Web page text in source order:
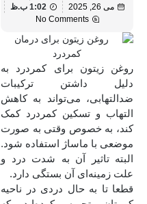
می 26, 2025
1:02 ب.ظ
No Comments
روغن زیتون برای کمردرد به
دلیل داشتن ترکیبات
ضدالتهابی، می‌تواند به کاهش
التهاب و تسکین کمردرد کمک
کند، به‌ خصوص وقتی به‌ صورت
موضعی با ماساژ استفاده شود.
البته تاثیر آن به شدت درد و
علت زمینه‌ای آن بستگی دارد.
قطعا تا به حال دردی در ناحیه